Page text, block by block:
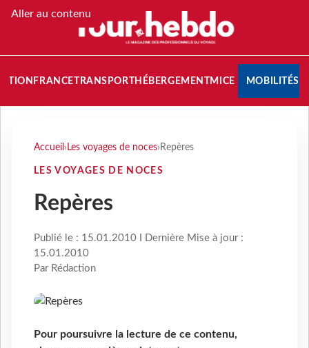
Aller au contenu
FRANCETRANSPORT HÉBERGEMENTMICE MOBILITÉS
Accueil › Les voyages de noces› Repères
LES VOYAGES DE NOCES
Repères
Publié le : 15.01.2010 I Dernière Mise à jour :
15.01.2010
Par Rédaction
Pour poursuivre la lecture de ce contenu,